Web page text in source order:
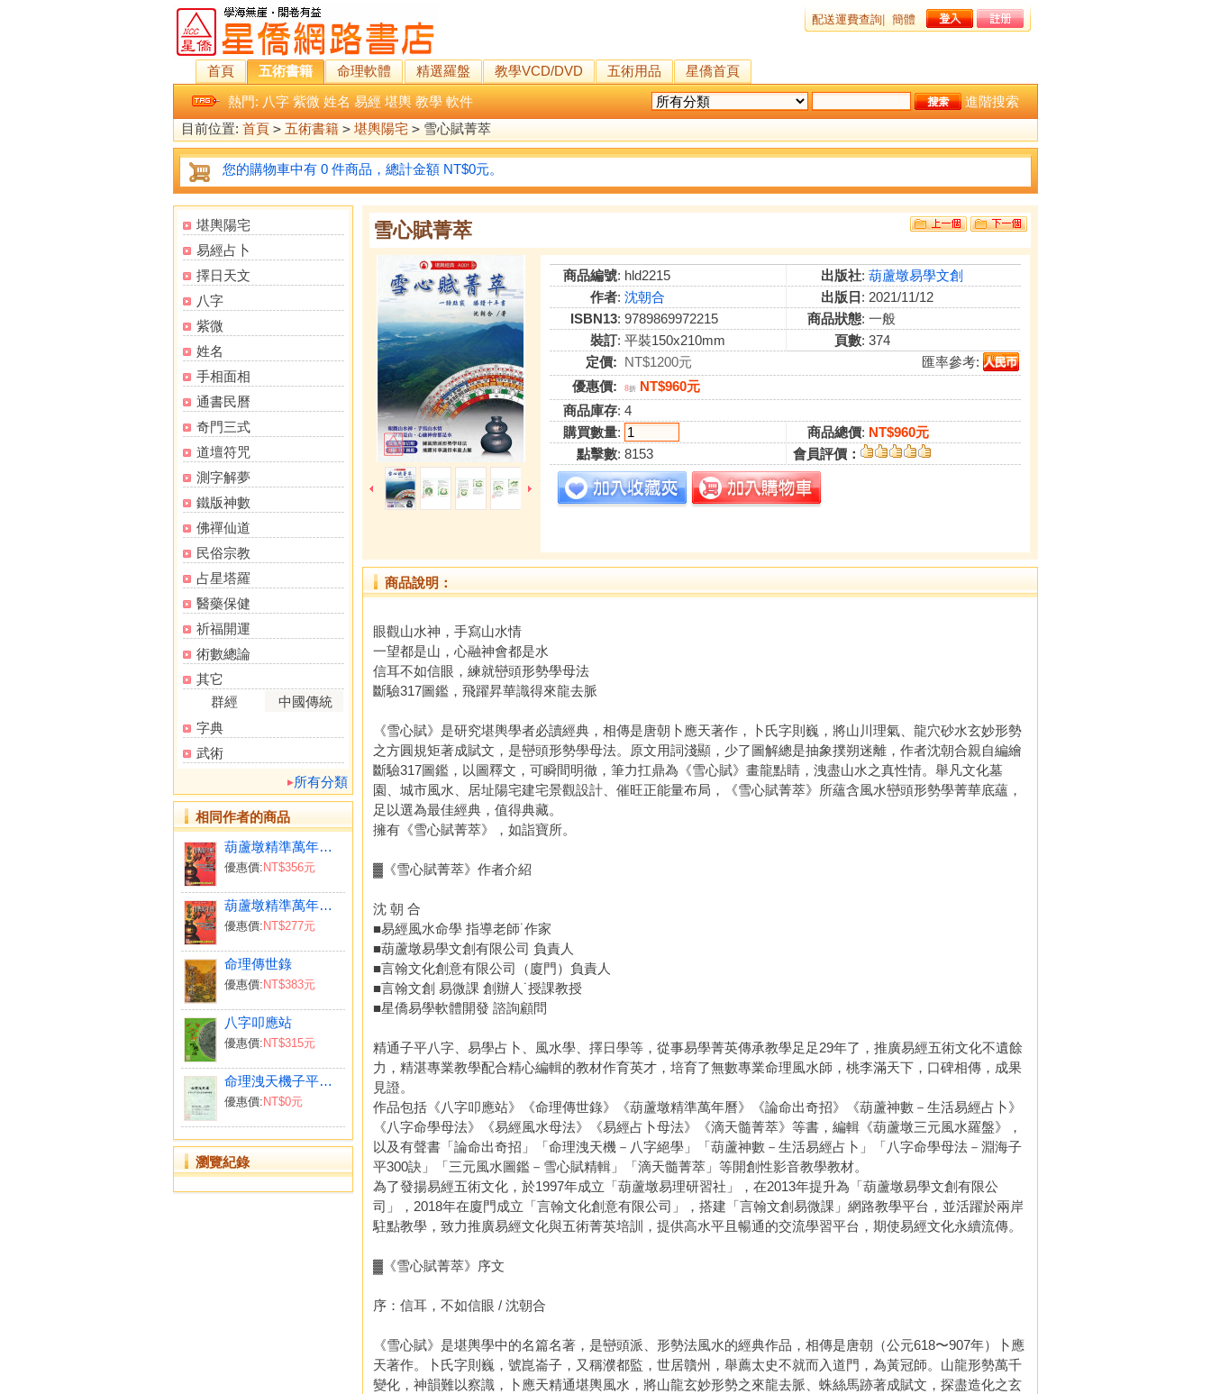
配送運費查詢 簡體
首頁 五術書籍 命理軟體 精選羅盤 教學VCD/DVD 五術用品
星僑首頁
熱門: 八字 紫微 姓名 易經 堪輿 教學 軟件
進階搜索
目前位置: 首頁 > 五術書籍 > 堪輿陽宅 > 雪心賦菁萃
您的購物車中有 0 件商品，總計金額 NT$0元。
堪輿陽宅
易經占卜
擇日天文
八字
紫微
姓名
手相面相
通書民曆
奇門三式
道壇符咒
測字解夢
鐵版神數
佛禪仙道
民俗宗教
占星塔羅
醫藥保健
祈福開運
術數總論
其它
群經
中國傳統
字典
武術
所有分類
相同作者的商品
葫蘆墩精準萬年曆(大本)（西元1912~2105年）
優惠價: NT$356元
葫蘆墩精準萬年曆(小本)（西元1912~2105年）
優惠價: NT$277元
命理傳世錄
優惠價: NT$383元
八字叩應站
優惠價: NT$315元
命理洩天機子平八字VCD影音教學講義
優惠價: NT$0元
瀏覽紀錄
雪心賦菁萃
商品編號: hld2215 出版社: 葫蘆墩易學文創
作者: 沈朝合 出版日 : 2021/11/12
ISBN13: 9789869972215 商品狀態: 一般
裝訂: 平裝150x210mm 頁數: 374
定價: NT$1200元
匯率參考:
優惠價:
8折 NT$960元
商品庫存: 4
購買數量: 商品總價: NT$960元
點擊數: 8153 會員評價：
商品說明：
眼觀山水神，手寫山水情
一望都是山，心融神會都是水
信耳不如信眼，練就巒頭形勢學母法
斷驗317圖鑑，飛躍昇華識得來龍去脈
《雪心賦》是研究堪輿學者必讀經典，相傳是唐朝卜應天著作，卜氏字則巍，將山川理氣、龍穴砂水玄妙形勢
之方圓規矩著成賦文，是巒頭形勢學母法。原文用詞淺顯，少了圖解總是抽象撲朔迷離，作者沈朝合親自編繪
斷驗317圖鑑，以圖釋文，可瞬間明徹，筆力扛鼎為《雪心賦》畫龍點睛，洩盡山水之真性情。舉凡文化墓
園、城市風水、居址陽宅建宅景觀設計、催旺正能量布局，《雪心賦菁萃》所蘊含風水巒頭形勢學菁華底蘊，
足以選為最佳經典，值得典藏。
擁有《雪心賦菁萃》，如詣寶所。
▓《雪心賦菁萃》作者介紹
沈 朝 合
■易經風水命學 指導老師˙作家
■葫蘆墩易學文創有限公司 負責人
■言翰文化創意有限公司（廈門）負責人
■言翰文創 易微課 創辦人˙授課教授
■星僑易學軟體開發 諮詢顧問
精通子平八字、易學占卜、風水學、擇日學等，從事易學菁英傳承教學足足29年了，推廣易經五術文化不遺餘
力，精湛專業教學配合精心編輯的教材作育英才，培育了無數專業命理風水師，桃李滿天下，口碑相傳，成果
見證。
作品包括《八字叩應站》《命理傳世錄》《葫蘆墩精準萬年曆》《論命出奇招》《葫蘆神數－生活易經占卜》
《八字命學母法》《易經風水母法》《易經占卜母法》《滴天髓菁萃》等書，編輯《葫蘆墩三元風水羅盤》，
以及有聲書「論命出奇招」「命理洩天機－八字絕學」「葫蘆神數－生活易經占卜」「八字命學母法－淵海子
平300訣」「三元風水圖鑑－雪心賦精輯」「滴天髓菁萃」等開創性影音教學教材。
為了發揚易經五術文化，於1997年成立「葫蘆墩易理研習社」，在2013年提升為「葫蘆墩易學文創有限公
司」，2018年在廈門成立「言翰文化創意有限公司」，搭建「言翰文創易微課」網路教學平台，並活躍於兩岸
駐點教學，致力推廣易經文化與五術菁英培訓，提供高水平且暢通的交流學習平台，期使易經文化永續流傳。
▓《雪心賦菁萃》序文
序：信耳，不如信眼 / 沈朝合
《雪心賦》是堪輿學中的名篇名著，是巒頭派、形勢法風水的經典作品，相傳是唐朝（公元618〜907年）卜應
天著作。卜氏字則巍，號崑崙子，又稱濮都監，世居贛州，舉薦太史不就而入道門，為黃冠師。山龍形勢萬千
變化，神韻難以察識，卜應天精通堪輿風水，將山龍玄妙形勢之來龍去脈、蛛絲馬跡著成賦文，探盡造化之玄